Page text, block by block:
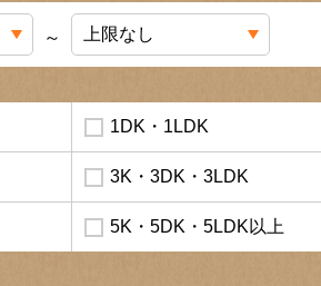
～
1DK・1LDK
3K・3DK・3LDK
5K・5DK・5LDK以上